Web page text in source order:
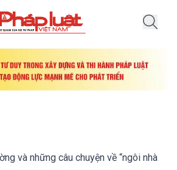
và những câu chuyện về “ngôi nhà